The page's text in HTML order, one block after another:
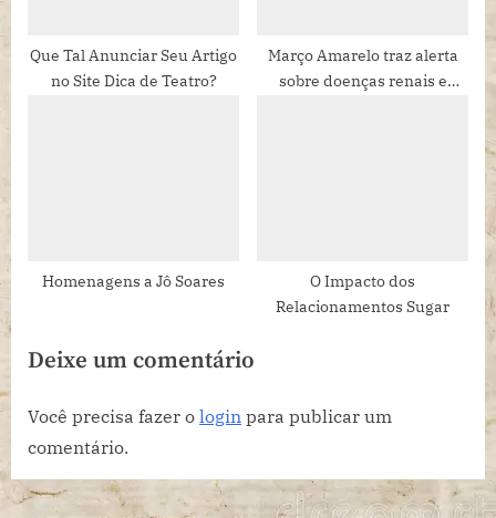
Que Tal Anunciar Seu Artigo
no Site Dica de Teatro?
Março Amarelo traz alerta
sobre doenças renais e
Homenagens a Jô Soares
O Impacto dos
Relacionamentos Sugar
Deixe um comentário
Você precisa fazer o login para publicar um
comentário.